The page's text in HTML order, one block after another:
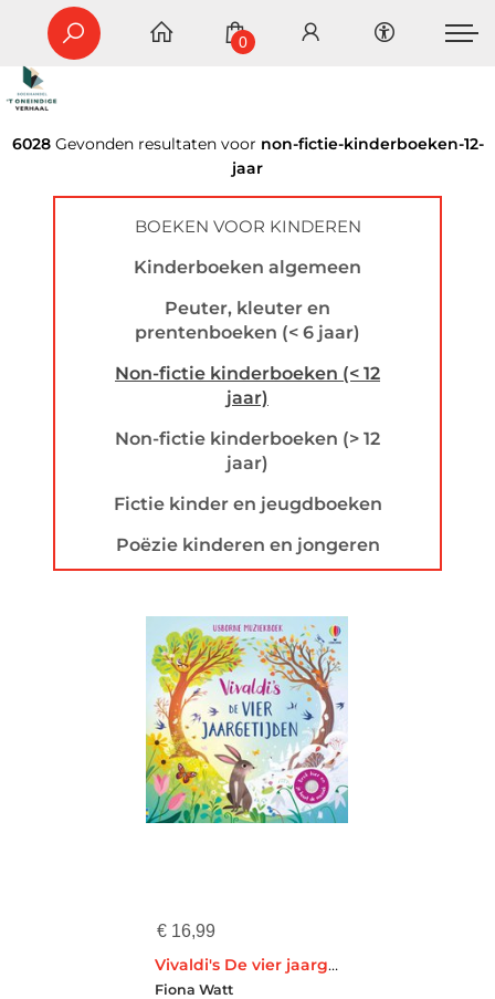
0
6028 Gevonden resultaten voor non-fictie-kinderboeken-12-
jaar
BOEKEN VOOR KINDEREN
Kinderboeken algemeen
Peuter, kleuter en
prentenboeken (< 6 jaar)
Non-fictie kinderboeken (< 12
jaar)
Non-fictie kinderboeken (> 12
jaar)
Fictie kinder en jeugdboeken
Poëzie kinderen en jongeren
€ 16,99
Vivaldi's De vier jaargetijden
Fiona Watt